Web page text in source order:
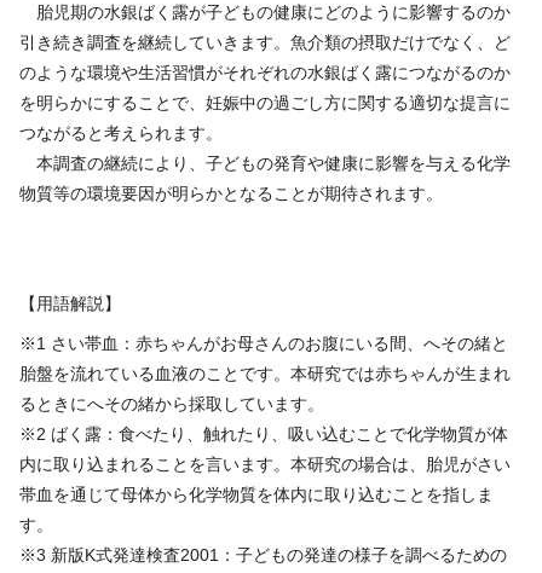
胎児期の水銀ばく露が子どもの健康にどのように影響するのか
引き続き調査を継続していきます。魚介類の摂取だけでなく、ど
のような環境や生活習慣がそれぞれの水銀ばく露につながるのか
を明らかにすることで、妊娠中の過ごし方に関する適切な提言に
つながると考えられます。
本調査の継続により、子どもの発育や健康に影響を与える化学
物質等の環境要因が明らかとなることが期待されます。
【用語解説】
※1 さい帯血：赤ちゃんがお母さんのお腹にいる間、へその緒と
胎盤を流れている血液のことです。本研究では赤ちゃんが生まれ
るときにへその緒から採取しています。
※2 ばく露：食べたり、触れたり、吸い込むことで化学物質が体
内に取り込まれることを言います。本研究の場合は、胎児がさい
帯血を通じて母体から化学物質を体内に取り込むことを指しま
す。
※3 新版K式発達検査2001：子どもの発達の様子を調べるための